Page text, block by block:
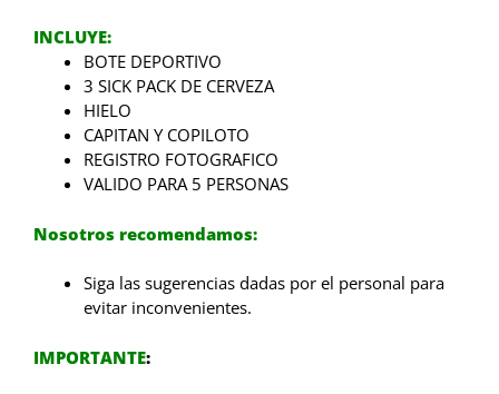
INCLUYE:
BOTE DEPORTIVO
3 SICK PACK DE CERVEZA
HIELO
CAPITAN Y COPILOTO
REGISTRO FOTOGRAFICO
VALIDO PARA 5 PERSONAS
Nosotros recomendamos:
Siga las sugerencias dadas por el personal para
evitar inconvenientes.
IMPORTANTE: